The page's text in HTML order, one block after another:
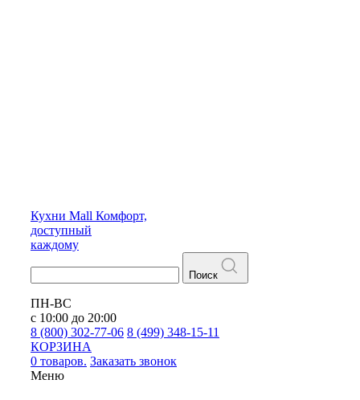
Кухни Mall Комфорт,
доступный
каждому
Поиск
ПН-ВС
с 10:00 до 20:00
8 (800) 302-77-06 8 (499) 348-15-11
КОРЗИНА
0 товаров. Заказать звонок
Меню